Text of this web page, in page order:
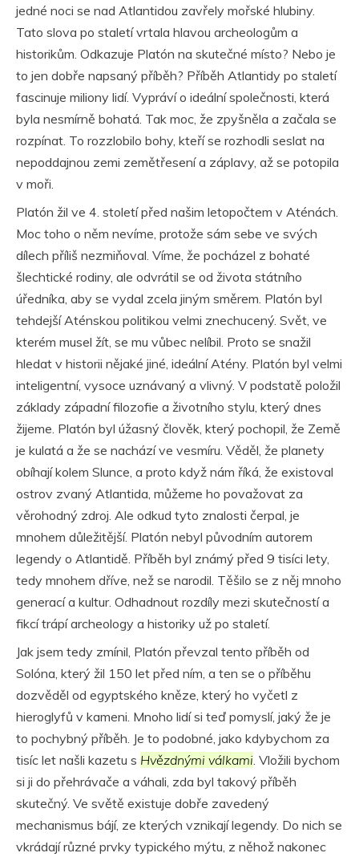
jedné noci se nad Atlantidou zavřely mořské hlubiny.
Tato slova po staletí vrtala hlavou archeologům a
historikům. Odkazuje Platón na skutečné místo? Nebo je
to jen dobře napsaný příběh? Příběh Atlantidy po staletí
fascinuje miliony lidí. Vypráví o ideální společnosti, která
byla nesmírně bohatá. Tak moc, že zpyšněla a začala se
rozpínat. To rozzlobilo bohy, kteří se rozhodli seslat na
nepoddajnou zemi zemětřesení a záplavy, až se potopila
v moři.
Platón žil ve 4. století před našim letopočtem v Aténách.
Moc toho o něm nevíme, protože sám sebe ve svých
dílech příliš nezmiňoval. Víme, že pocházel z bohaté
šlechtické rodiny, ale odvrátil se od života státního
úředníka, aby se vydal zcela jiným směrem. Platón byl
tehdejší Aténskou politikou velmi znechucený. Svět, ve
kterém musel žít, se mu vůbec nelíbil. Proto se snažil
hledat v historii nějaké jiné, ideální Atény. Platón byl velmi
inteligentní, vysoce uznávaný a vlivný. V podstatě položil
základy západní filozofie a životního stylu, který dnes
žijeme. Platón byl úžasný člověk, který pochopil, že Země
je kulatá a že se nachází ve vesmíru. Věděl, že planety
obíhají kolem Slunce, a proto když nám říká, že existoval
ostrov zvaný Atlantida, můžeme ho považovat za
věrohodný zdroj. Ale odkud tyto znalosti čerpal, je
mnohem důležitější. Platón nebyl původním autorem
legendy o Atlantidě. Příběh byl známý před 9 tisíci lety,
tedy mnohem dříve, než se narodil. Těšilo se z něj mnoho
generací a kultur. Odhadnout rozdíly mezi skutečností a
fikcí trápí archeology a historiky už po staletí.
Jak jsem tedy zmínil, Platón převzal tento příběh od
Solóna, který žil 150 let před ním, a ten se o příběhu
dozvěděl od egyptského kněze, který ho vyčetl z
hieroglyfů v kameni. Mnoho lidí si teď pomyslí, jaký že je
to pochybný příběh. Je to podobné, jako kdybychom za
tisíc let našli kazetu s Hvězdnými válkami. Vložili bychom
si ji do přehrávače a váhali, zda byl takový příběh
skutečný. Ve světě existuje dobře zavedený
mechanismus bájí, ze kterých vznikají legendy. Do nich se
vkrádají různé prvky typického mýtu, z něhož nakonec